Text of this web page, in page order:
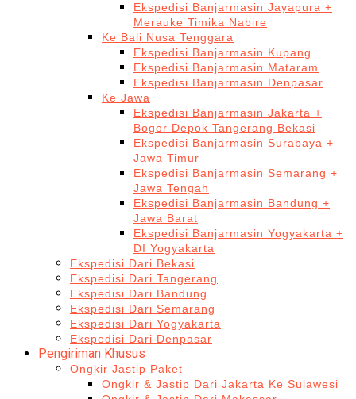
Ekspedisi Banjarmasin Jayapura +
Merauke Timika Nabire
Ke Bali Nusa Tenggara
Ekspedisi Banjarmasin Kupang
Ekspedisi Banjarmasin Mataram
Ekspedisi Banjarmasin Denpasar
Ke Jawa
Ekspedisi Banjarmasin Jakarta +
Bogor Depok Tangerang Bekasi
Ekspedisi Banjarmasin Surabaya +
Jawa Timur
Ekspedisi Banjarmasin Semarang +
Jawa Tengah
Ekspedisi Banjarmasin Bandung +
Jawa Barat
Ekspedisi Banjarmasin Yogyakarta +
DI Yogyakarta
Ekspedisi Dari Bekasi
Ekspedisi Dari Tangerang
Ekspedisi Dari Bandung
Ekspedisi Dari Semarang
Ekspedisi Dari Yogyakarta
Ekspedisi Dari Denpasar
Pengiriman Khusus
Ongkir Jastip Paket
Ongkir & Jastip Dari Jakarta Ke Sulawesi